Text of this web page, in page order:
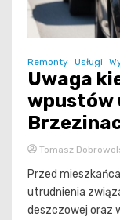
Remonty Usługi
Uwaga
wpustów
Tomasz
Przed
utrudnienia
deszczowej oraz